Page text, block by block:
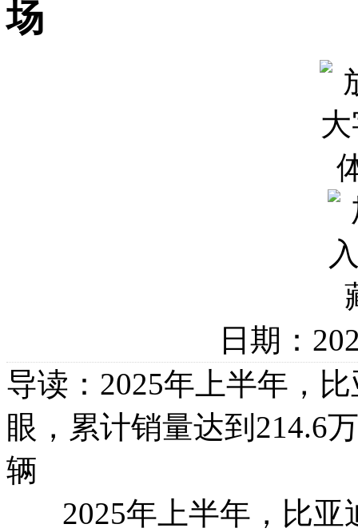
场
日期：
导读：2025年上半年，
眼，累计销量达到214.6
辆
2025年上半年，比亚